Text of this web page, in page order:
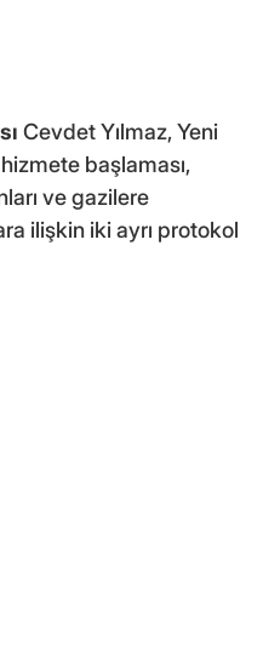
Cevdet Yılmaz, Yeni
başlaması,
ve gazilere
ilişkin iki ayrı protokol